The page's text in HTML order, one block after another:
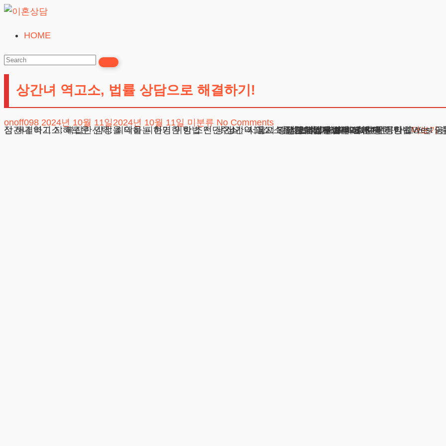
Skip
content
혼
상
24시간365일
HOME
상간녀 역고소, 법률 상담으로 해결하기!
onoff098 2024년 10월 11일 2024년 10월 11일 미분류 No Comments
상간녀 역고소: 복잡한 감정을 대하는 현명한 방법 진단: 상간녀 역고소를 검토하기 법적 요건: 무리한 고소는 금물 문제 발생 사례: 마주한 현실 자주 묻는 질문: 궁금한 점 해결하기 지혜로운 선택: 최악을 피하기 위한 조언 상간녀 역고소: 복잡한 감정을 대하는 현명한 방법더보기
상호 : 법무법인 테헤란
사업자 : 589-86-01340
대표자 : 이수학
주소 : 서울시 강남구 테헤란로 420, KT선릉타워West 9
광고책임변호사 : 이수학